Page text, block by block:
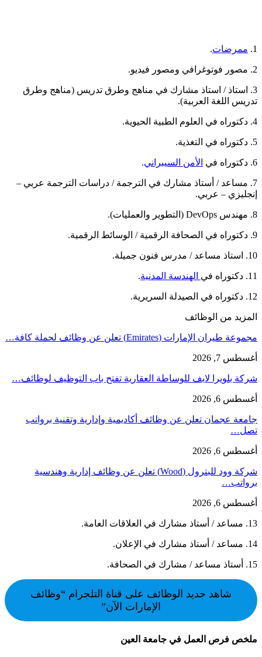
1. ممرضات.
2. مصور فوتوغرافي ومصور فيديو.
3. استاذ / استاذ مشارك في مناهج وطرق تدريس (مناهج وطرق
تدريس اللغة العربية).
4. دكتوراه في العلوم الطبية الحيوية.
5. دكتوراه في التغذية.
6. دكتوراه في الأمن السيبراني.
7. مساعد / أستاذ مشارك في الترجمة / دراسات الترجمة عربي –
إنجليزي – عربي.
8. مهندس DevOps (التطوير والعمليات).
9. دكتوراه في الصحافة الرقمية / الوسائط الرقمية.
10. استاذ مساعد / مدرس فنون جميلة.
11. دكتوراه في الهندسة المدنية.
12. دكتوراه في الصيدلة السريرية.
المزيد من الوظائف
مجموعة طيران الإمارات (Emirates) تعلن عن وظائف لحملة كافة…
أغسطس 7, 2026
شركة بلويرا لايف للوساطة العقارية تفتح باب التوظيف لوظائف…
أغسطس 6, 2026
جامعة عجمان تعلن عن وظائف أكاديمية وإدارية وتقنية برواتب
تصل…
أغسطس 6, 2026
شركة وود للبترول (Wood) تعلن عن وظائف إدارية وهندسية
برواتب…
أغسطس 6, 2026
13. مساعد / أستاذ مشارك في العلاقات العامة.
14. مساعد / أستاذ مشارك في الإعلان.
15. أستاذ مساعد / مشارك في الصحافة.
شاهد جديد الوظائف على قناة التلجرام “وظائف
الإمارات الآن”
ملخص فرص العمل في جامعة العين